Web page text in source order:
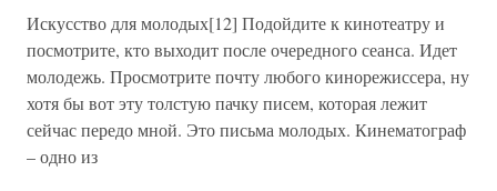
Искусство для молодых[12] Подойдите к кинотеатру и
посмотрите, кто выходит после очередного сеанса. Идет
молодежь. Просмотрите почту любого кинорежиссера, ну
хотя бы вот эту толстую пачку писем, которая лежит
сейчас передо мной. Это письма молодых. Кинематограф
– одно из